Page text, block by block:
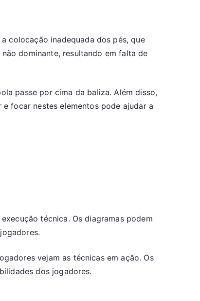
colocação inadequada dos pés, que
dominante, resultando em falta de
passe por cima da baliza. Além disso,
focar nestes elementos pode ajudar a
técnica. Os diagramas podem
vejam as técnicas em ação. Os
dos jogadores.